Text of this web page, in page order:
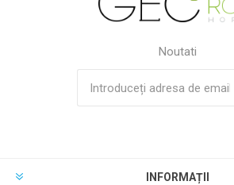
Noutati
INFORMAȚII